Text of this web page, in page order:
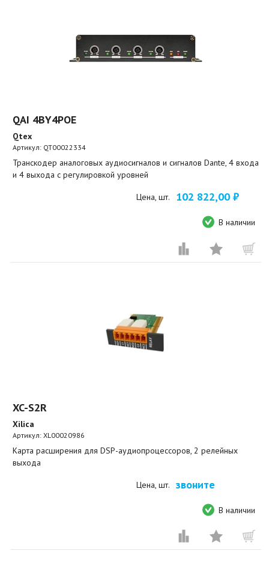
QAI 4BY4POE
Qtex
Артикул: QT00022334
Транскодер аналоговых аудиосигналов и сигналов Dante, 4 входа
и 4 выхода с регулировкой уровней
Цена, шт. 102 822,00 ₽
В наличии
XC-S2R
Xilica
Артикул:XL00020986
Карта расширения для DSP-аудиопроцессоров, 2 релейных
выхода
Цена, шт. звоните
В наличии